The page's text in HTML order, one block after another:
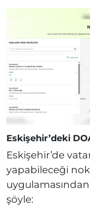
Eskişehir’deki
Eskişehir’de
yapabileceği
şöyle: